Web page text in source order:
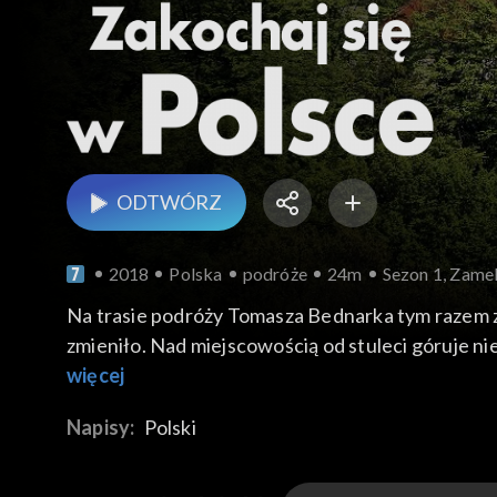
ODTWÓRZ
2018 Polska podróże 24m Sezon 1,
Na trasie podróży Tomasza Bednarka tym
zmieniło. Nad miejscowością od stuleci góruje niezwykła rezydencja magnacka - Zamek
dworem wojewody krakowskiego Stanisława
klasztoru, który dziś pełni funkcje więzienia.
więcej
Napisy: Polski